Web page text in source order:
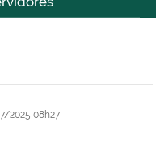
2025 08h27